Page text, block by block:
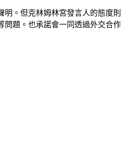
。但克林姆林宮發言人的態度
題。也承諾會一同透過外交合